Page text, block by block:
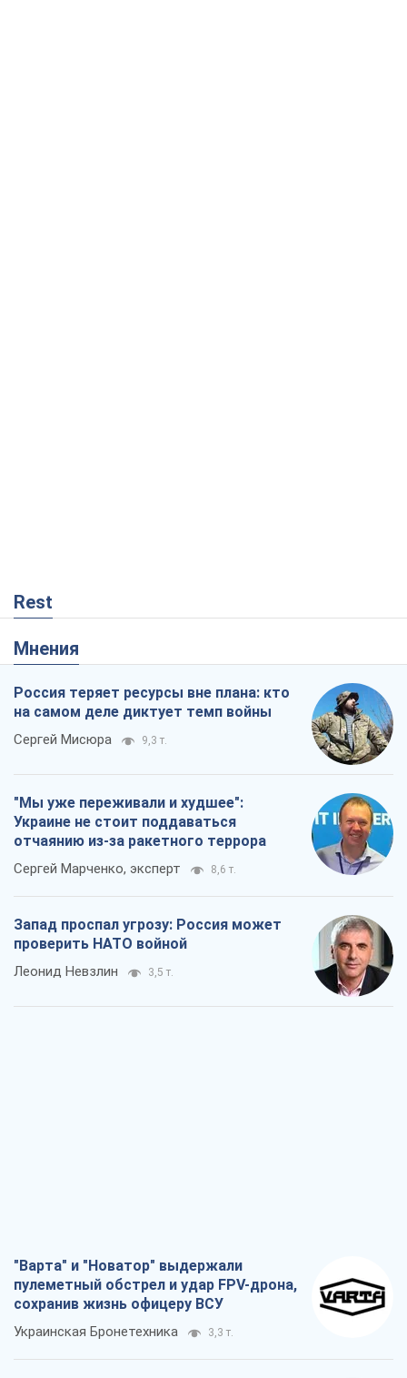
Rest
Мнения
Россия теряет ресурсы вне плана: кто
на самом деле диктует темп войны
Сергей Мисюра 9,3 т.
"Мы уже переживали и худшее":
Украине не стоит поддаваться
отчаянию из-за ракетного террора
Сергей Марченко, эксперт 8,6 т.
Запад проспал угрозу: Россия может
проверить НАТО войной
Леонид Невзлин 3,5 т.
"Варта" и "Новатор" выдержали
пулеметный обстрел и удар FPV-дрона,
сохранив жизнь офицеру ВСУ
Украинская Бронетехника 3,3 т.